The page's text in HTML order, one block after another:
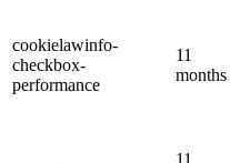
cookielawinfo-
checkbox-
performance
11
months